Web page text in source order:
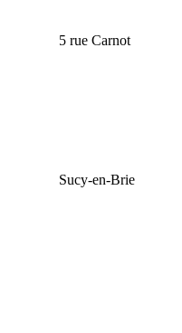
5 rue Carnot
Sucy-en-Brie